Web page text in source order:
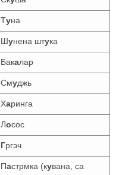
Туна
Шунена штука
Бакалар
Смуджь
Харинга
Лосос
Гргэч
Пастрмка (кувана, са